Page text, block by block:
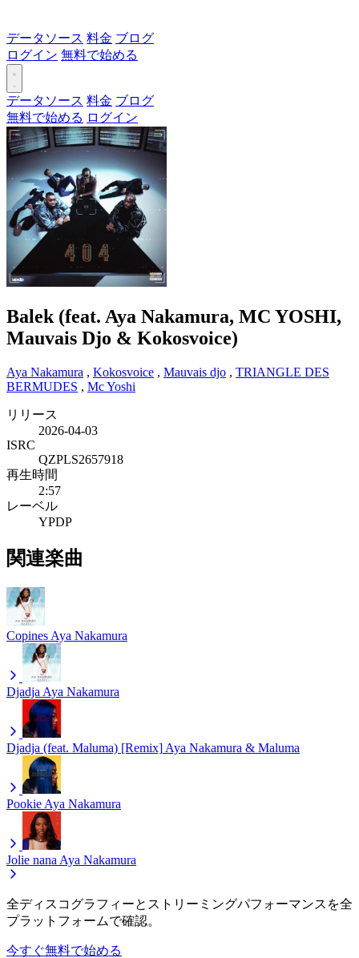
データソース 料金 ブログ
ログイン 無料で始める
データソース 料金 ブログ
無料で始める ログイン
Balek (feat. Aya Nakamura, MC YOSHI,
Mauvais Djo & Kokosvoice)
Aya Nakamura , Kokosvoice , Mauvais djo , TRIANGLE DES
BERMUDES , Mc Yoshi
リリース
2026-04-03
ISRC
QZPLS2657918
再生時間
2:57
レーベル
YPDP
関連楽曲
Copines Aya Nakamura
Djadja Aya Nakamura
Djadja (feat. Maluma) [Remix] Aya Nakamura & Maluma
Pookie Aya Nakamura
Jolie nana Aya Nakamura
全ディスコグラフィーとストリーミングパフォーマンスを全
プラットフォームで確認。
今すぐ無料で始める